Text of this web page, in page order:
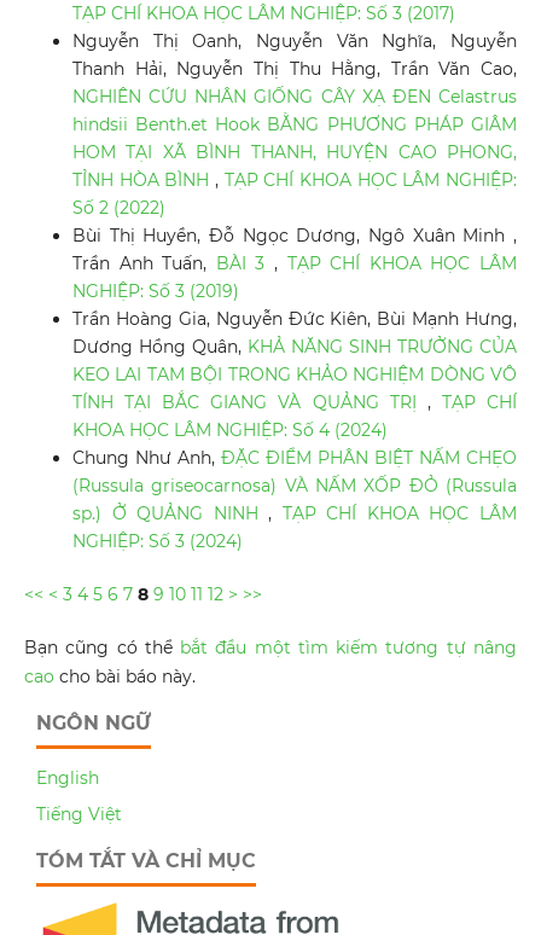
TẠP CHÍ KHOA HỌC LÂM NGHIỆP: Số 3 (2017)
Nguyễn Thị Oanh, Nguyễn Văn Nghĩa, Nguyễn
Thanh Hải, Nguyễn Thị Thu Hằng, Trần Văn Cao,
NGHIÊN CỨU NHÂN GIỐNG CÂY XẠ ĐEN Celastrus
hindsii Benth.et Hook BẰNG PHƯƠNG PHÁP GIÂM
HOM TẠI XÃ BÌNH THANH, HUYỆN CAO PHONG,
TỈNH HÒA BÌNH , TẠP CHÍ KHOA HỌC LÂM NGHIỆP:
Số 2 (2022)
Bùi Thị Huyền, Đỗ Ngọc Dương, Ngô Xuân Minh ,
Trần Anh Tuấn, BÀI 3, TẠP CHÍ KHOA HỌC LÂM
NGHIỆP: Số 3 (2019)
Trần Hoàng Gia, Nguyễn Đức Kiên, Bùi Mạnh Hưng,
Dương Hồng Quân, KHẢ NĂNG SINH TRƯỞNG CỦA
KEO LAI TAM BỘI TRONG KHẢO NGHIỆM DÒNG VÔ
TÍNH TẠI BẮC GIANG VÀ QUẢNG TRỊ , TẠP CHÍ
KHOA HỌC LÂM NGHIỆP: Số 4 (2024)
Chung Như Anh, ĐẶC ĐIỂM PHÂN BIỆT NẤM CHẸO
(Russula griseocarnosa) VÀ NẤM XỐP ĐỎ (Russula
sp.) Ở QUẢNG NINH, TẠP CHÍ KHOA HỌC LÂM
NGHIỆP: Số 3 (2024)
<< < 3 4 5 6 7 8 9 10 11 12 > >>
Bạn cũng có thể bắt đầu một tìm kiếm tương tự nâng
cao cho bài báo này.
NGÔN NGỮ
English
Tiếng Việt
TÓM TẮT VÀ CHỈ MỤC